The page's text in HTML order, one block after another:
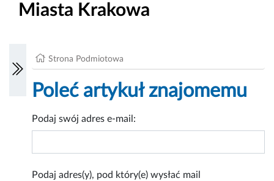
Miasta Krakowa
Strona Podmiotowa
Poleć artykuł znajomemu
Podaj swój adres e-mail:
Podaj adres(y), pod który(e) wysłać mail